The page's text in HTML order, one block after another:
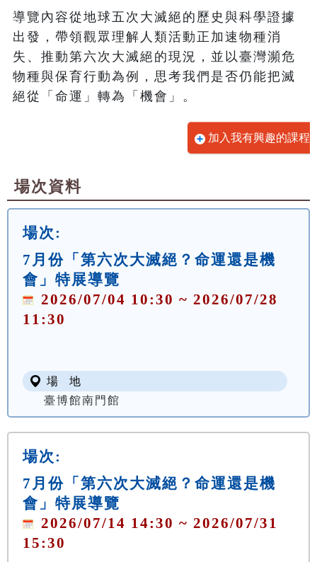
導覽內容從地球五次大滅絕的歷史與科學證據
出發，帶領觀眾理解人類活動正加速物種消
失、推動第六次大滅絕的現況，並以臺灣瀕危
物種與保育行動為例，思考我們是否仍能把滅
絕從「命運」轉為「機會」。
加入我有興趣的課程
場次資料
場次:
7月份「第六次大滅絕？命運還是機
會」特展導覽
2026/07/04 10:30 ~ 2026/07/28
11:30
場 地
臺博館南門館
場次:
7月份「第六次大滅絕？命運還是機
會」特展導覽
2026/07/14 14:30 ~ 2026/07/31
15:30